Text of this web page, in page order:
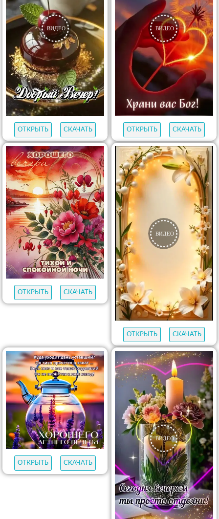
ОТКРЫТЬ СКАЧАТЬ ОТКРЫТЬ СКАЧАТЬ
ОТКРЫТЬ СКАЧАТЬ
ОТКРЫТЬ СКАЧАТЬ
ОТКРЫТЬ СКАЧАТЬ